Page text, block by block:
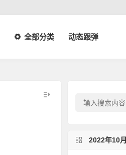
全部分类 动态跟弹
2022年10月